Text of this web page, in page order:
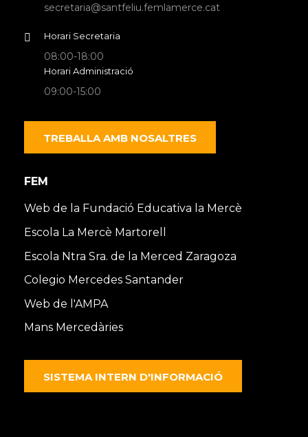
secretaria@santfeliu.femlamerce.cat
Horari Secretaria
08:00-18:00
Horari Administració
09:00-15:00
TREBALLA AMB NOSALTRES
FEM
Web de la Fundació Educativa la Mercè
Escola La Mercè Martorell
Escola Ntra Sra. de la Merced Zaragoza
Colegio Mercedes Santander
Web de l'AMPA
Mans Mercedàries
SISTEMA INTERN D'INFORMACIÓ